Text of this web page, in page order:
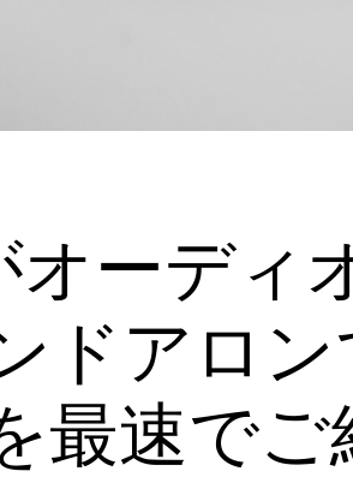
ーディ
ドアロ
最速でご